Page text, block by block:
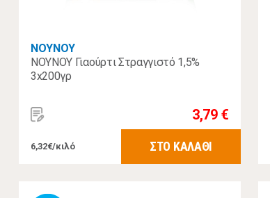
ΝΟΥΝΟΥ
ΝΟΥΝΟΥ Γιαούρτι Στραγγιστό 1,5%
3x200γρ
3,79 €
6,32€/κιλό ΣΤΟ ΚΑΛΑΘΙ